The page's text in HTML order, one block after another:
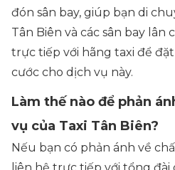
đón sân bay, giúp bạn di
Tân Biên và các sân bay lân
trực tiếp với hãng taxi để
cước cho dịch vụ này.
Làm thế nào để phản
vụ của Taxi Tân Biên?
Nếu bạn có phản ánh về